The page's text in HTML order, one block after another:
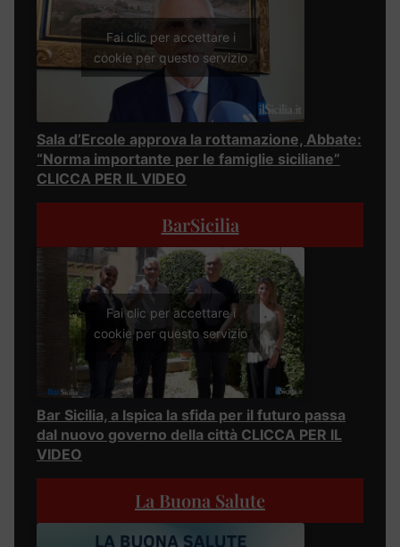
Fai clic per accettare i
cookie per questo servizio
Sala d’Ercole approva la rottamazione, Abbate:
“Norma importante per le famiglie siciliane”
CLICCA PER IL VIDEO
BarSicilia
Fai clic per accettare i
cookie per questo servizio
Bar Sicilia, a Ispica la sfida per il futuro passa
dal nuovo governo della città CLICCA PER IL
VIDEO
La Buona Salute